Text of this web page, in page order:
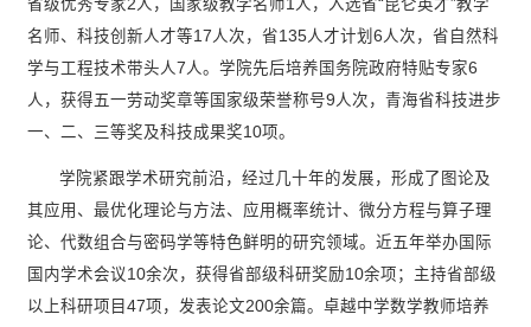
省级优秀专家2人，国家级教学名师1人，入选省“昆仑英才”教学
名师、科技创新人才等17人次，省135人才计划6人次，省自然科
学与工程技术带头人7人。学院先后培养国务院政府特贴专家6
人，获得五一劳动奖章等国家级荣誉称号9人次，青海省科技进步
一、二、三等奖及科技成果奖10项。
学院紧跟学术研究前沿，经过几十年的发展，形成了图论及
其应用、最优化理论与方法、应用概率统计、微分方程与算子理
论、代数组合与密码学等特色鲜明的研究领域。近五年举办国际
国内学术会议10余次，获得省部级科研奖励10余项；主持省部级
以上科研项目47项，发表论文200余篇。卓越中学数学教师培养